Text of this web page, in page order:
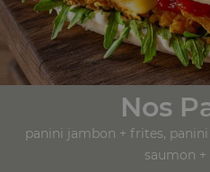
Nos
panini jambon + frites,
saumon +